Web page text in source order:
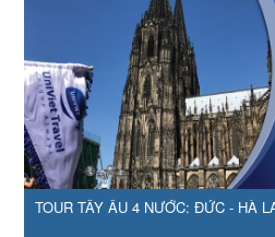
TOUR TÂY ÂU 4 NƯỚC: ĐỨC - HÀ